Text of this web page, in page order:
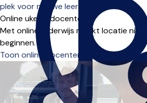
plek voor nieuwe leerlingen.
Online ukeleledocenten
Met onlineonderwijs maakt locatie niet
beginnen.
Toon online docenten